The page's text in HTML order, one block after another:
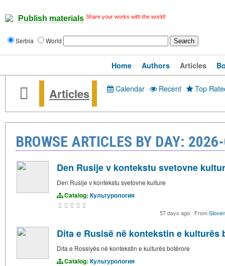
Publish materials Share your works with the world!
Serbia World
Home Authors Articles
Articles Calendar· Recent· Top
BROWSE ARTICLES BY DAY:
Den Rusije v kontekstu svetovne
Den Rusije v kontekstu svetovne kulture
Catalog: Культурология
57 days ago · From
Dita e Rusisë në kontekstin e kulturës
Dita e Rossiyës në kontekstin e kulturës botërore
Catalog: Культурология